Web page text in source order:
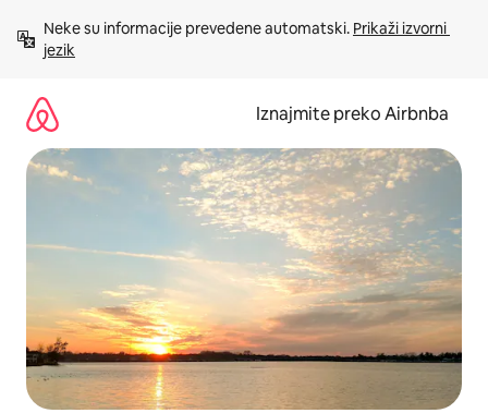
sadržaj
Neke su informacije prevedene automatski. Prikaži izvorni
jezik
Iznajmite preko Airbnba